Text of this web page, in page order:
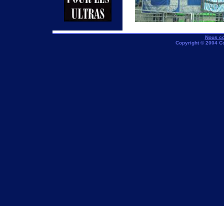
Nous
Copyright © 2004